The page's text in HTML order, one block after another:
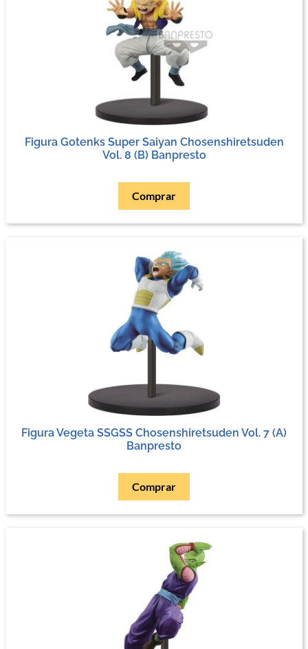
Figura Gotenks Super Saiyan Chosenshiretsuden
Vol. 8 (B) Banpresto
Comprar
Figura Vegeta SSGSS Chosenshiretsuden Vol. 7 (A)
Banpresto
Comprar